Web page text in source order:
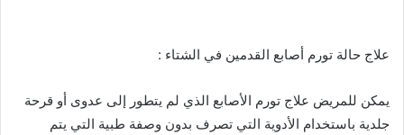
علاج حالة تورم أصابع القدمين في الشتاء :
يمكن للمريض علاج تورم الأصابع الذي لم يتطور إلى عدوى أو قرحة
جلدية باستخدام الأدوية التي تصرف بدون وصفة طبية التي يتم